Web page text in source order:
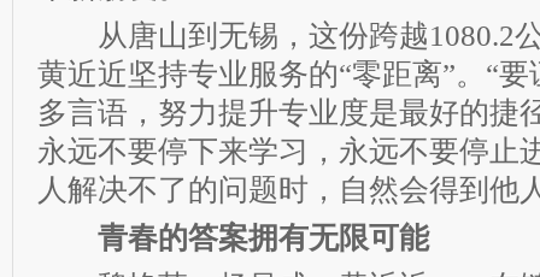
从唐山到无锡，这份跨越1080.2
黄近近坚持专业服务的“零距离”。“
多言语，努力提升专业度是最好的捷
永远不要停下来学习，永远不要停止
人解决不了的问题时，自然会得到他
青春的答案拥有无限可能